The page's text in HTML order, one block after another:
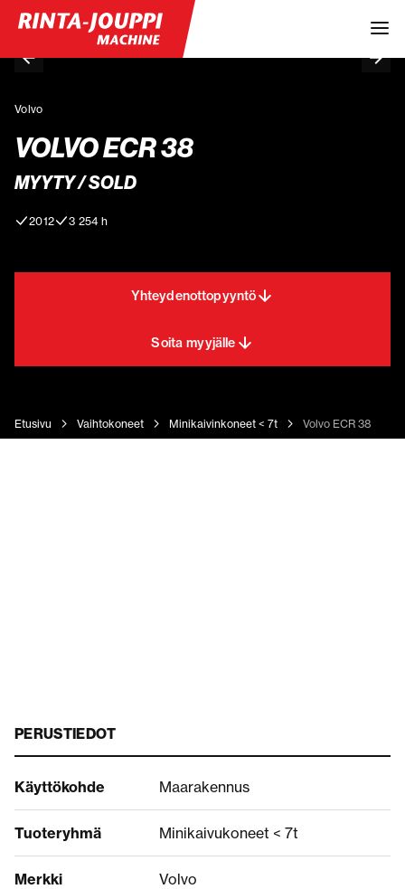
Volvo
VOLVO ECR 38
MYYTY / SOLD
2012 3 254 h
Yhteydenottopyyntö
Soita myyjälle
Etusivu Vaihtokoneet Minikaivinkoneet < 7t Volvo ECR 38
PERUSTIEDOT
Käyttökohde Maarakennus
Tuoteryhmä Minikaivukoneet < 7t
Merkki Volvo